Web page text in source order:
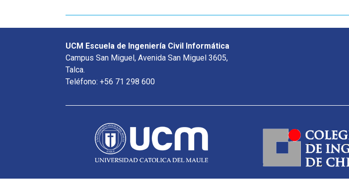
UCM Escuela de Ingeniería Civil Informática
Campus San Miguel, Avenida San Miguel 3605,
Talca.
Teléfono: +56 71 298 600